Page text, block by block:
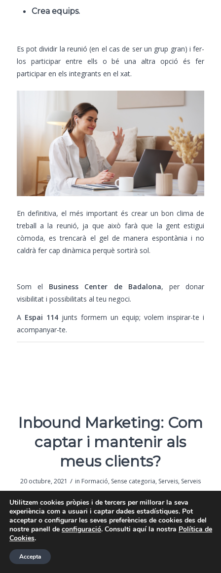
Crea equips.
Es pot dividir la reunió (en el cas de ser un grup gran) i fer-
los participar entre ells o bé una altra opció és fer
participar en els integrants en el xat.
En definitiva, el més important és crear un bon clima de
treball a la reunió, ja que això farà que la gent estigui
còmoda, es trencarà el gel de manera espontània i no
caldrà fer cap dinàmica perquè sortirà sol.
Som el Business Center de Badalona, per donar
visibilitat i possibilitats al teu negoci.
A Espai 114junts formem un equip; volem inspirar-te i
acompanyar-te.
Inbound Marketing: Com
captar i mantenir als
meus clients?
20 octubre, 2021 / in Formació, Sense categoria, Serveis, Serveis
/ byespai114
Què és l’Inbound Marketing?
Captar i fidelitzar als clients, segons afirmen els
l’hora més importants per l’empresa. Aquesta és una tasca
Utilitzem cookies pròpies i de tercers per millorar la seva
experiència com a usuari i captar dades estadístiques. Pot
acceptar o configurar les seves preferències de cookies des del
nostre panell de configuració. Consulti aquí la nostra Política de
Cookies.
Accepta